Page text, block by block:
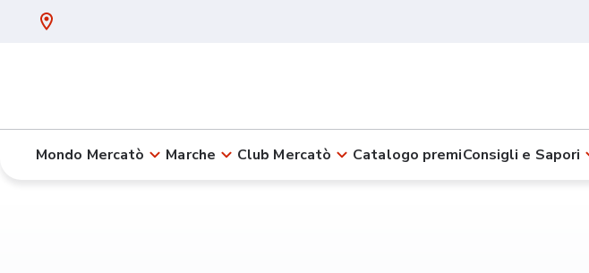
Mondo Mercatò Marche Club Mercatò Catalogo premiConsigli e Sapori